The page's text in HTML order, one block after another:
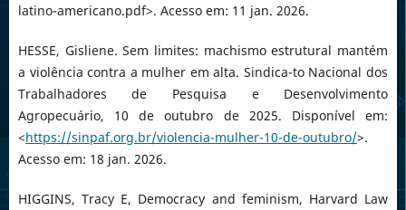
latino-americano.pdf>. Acesso em: 11 jan. 2026.
HESSE, Gisliene. Sem limites: machismo estrutural mantém
a violência contra a mulher em alta. Sindica-to Nacional dos
Trabalhadores de Pesquisa e Desenvolvimento
Agropecuário, 10 de outubro de 2025. Disponível em:
<https://sinpaf.org.br/violencia-mulher-10-de-outubro/>.
Acesso em: 18 jan. 2026.
HIGGINS, Tracy E, Democracy and feminism, Harvard Law